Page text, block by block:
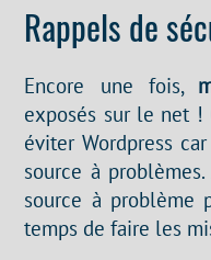
Rappels de
Encore une fois,
exposés sur le net !
éviter Wordpress
source à
source à problème
temps de faire les